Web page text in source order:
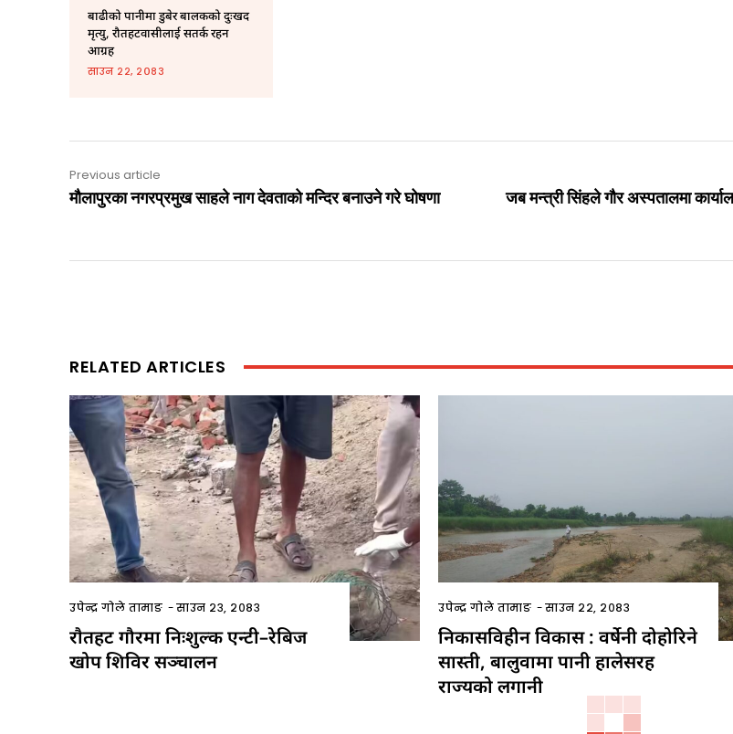
बाढीको पानीमा डुबेर बालकको दुःखद
मृत्यु, रौतहटवासीलाई सतर्क रहन
आग्रह
साउन २२, २०८३
Previous article
मौलापुरका नगरप्रमुख साहले नाग देवताको मन्दिर बनाउने गरे घोषणा
जब मन्त्री सिंहले गौर अस्पतालमा
RELATED ARTICLES
उपेन्द्र गोले तामाङ -साउन २३, २०८३
राैतहट गौरमा निःशुल्क एन्टी–रेबिज
खोप शिविर सञ्चालन
उपेन्द्र गोले तामाङ -साउन २२, २०८३
निकासविहीन विकास : वर्षेनी दोहोरिने
सास्ती, बालुवामा पानी हालेसरह
राज्यको लगानी